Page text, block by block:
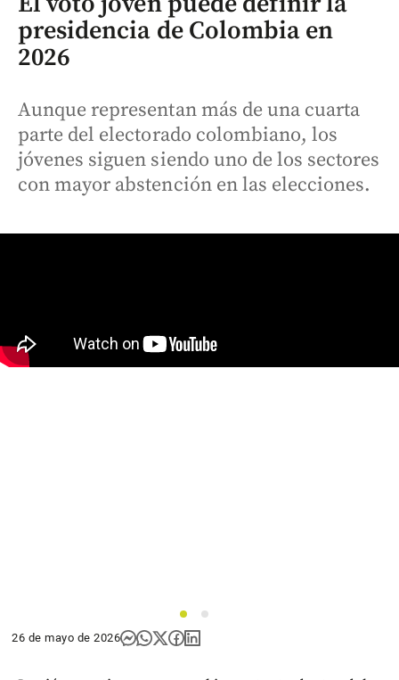
presidencia de Colombia en
2026
Aunque representan más de una cuarta
parte del electorado colombiano, los
jóvenes siguen siendo uno de los sectores
con mayor abstención en las elecciones.
1
2
26 de mayo de 2026